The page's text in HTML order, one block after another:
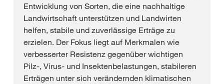
Entwicklung von Sorten, die eine nachhaltige
Landwirtschaft unterstützen und Landwirten
helfen, stabile und zuverlässige Erträge zu
erzielen. Der Fokus liegt auf Merkmalen wie
verbesserter Resistenz gegenüber wichtigen
Pilz‑, Virus‑ und Insektenbelastungen, stabileren
Erträgen unter sich verändernden klimatischen